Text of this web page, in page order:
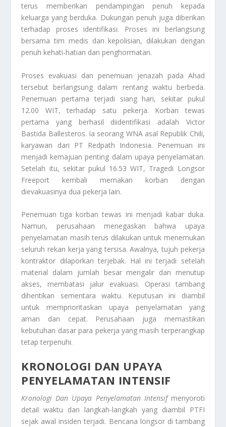
terus memberikan pendampingan penuh kepada
keluarga yang berduka. Dukungan penuh juga diberikan
terhadap proses identifikasi. Proses ini berlangsung
bersama tim medis dan kepolisian, dilakukan dengan
penuh kehati-hatian dan penghormatan.
Proses evakuasi dan penemuan jenazah pada Ahad
tersebut berlangsung dalam rentang waktu berbeda.
Penemuan pertama terjadi siang hari, sekitar pukul
12.00 WIT, terhadap satu pekerja. Korban tewas
pertama yang berhasil diidentifikasi adalah Victor
Bastida Ballesteros. Ia seorang WNA asal Republik Chili,
karyawan dari PT Redpath Indonesia. Penemuan ini
menjadi kemajuan penting dalam upaya penyelamatan.
Setelah itu, sekitar pukul 16.53 WIT, Tragedi Longsor
Freeport kembali memakan korban dengan
dievakuasinya dua pekerja lain.
Penemuan tiga korban tewas ini menjadi kabar duka.
Namun, perusahaan menegaskan bahwa upaya
penyelamatan masih terus dilakukan untuk menemukan
seluruh rekan kerja yang tersisa. Awalnya, tujuh pekerja
kontraktor dilaporkan terjebak. Hal ini terjadi setelah
material dalam jumlah besar mengalir dan menutup
akses, membatasi jalur evakuasi. Operasi tambang
dihentikan sementara waktu. Keputusan ini diambil
untuk memprioritaskan upaya penyelamatan yang
aman dan cepat. Perusahaan juga memastikan
kebutuhan dasar para pekerja yang masih terperangkap
tetap terpenuhi.
KRONOLOGI DAN UPAYA
PENYELAMATAN INTENSIF
Kronologi Dan Upaya Penyelamatan Intensif menyoroti
detail waktu dan langkah-langkah yang diambil PTFI
sejak awal insiden terjadi. Bencana longsor di tambang